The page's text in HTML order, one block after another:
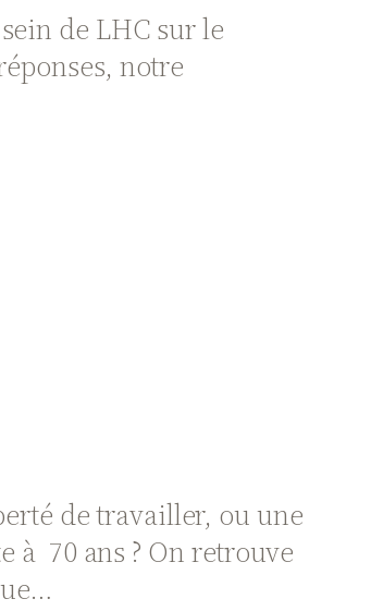
de LHC sur le
notre
de travailler, ou une
à 70 ans ? On retrouve